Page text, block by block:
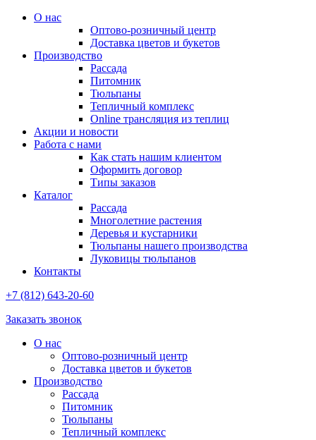
О нас
Оптово-розничный центр
Доставка цветов и букетов
Производство
Рассада
Питомник
Тюльпаны
Тепличный комплекс
Online трансляция из теплиц
Акции и новости
Работа с нами
Как стать нашим клиентом
Оформить договор
Типы заказов
Каталог
Рассада
Многолетние растения
Деревья и кустарники
Тюльпаны нашего производства
Луковицы тюльпанов
Контакты
+7 (812) 643-20-60
Заказать звонок
О нас
Оптово-розничный центр
Доставка цветов и букетов
Производство
Рассада
Питомник
Тюльпаны
Тепличный комплекс